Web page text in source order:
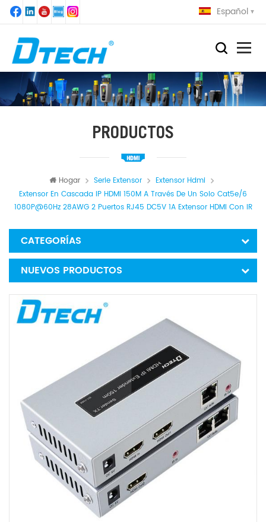
Español
PRODUCTOS
Hogar Serie Extensor
Extensor Hdmi
Extensor En Cascada IP HDMI 150M A Través De Un Solo Cat5e/6
1080P@60Hz 28AWG 2 Puertos RJ45 DC5V 1A Extensor HDMI Con IR
CATEGORÍAS
NUEVOS PRODUCTOS